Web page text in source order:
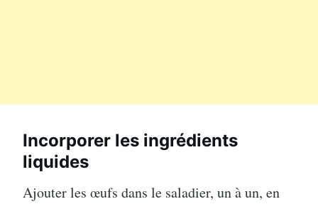
Incorporer les ingrédients
liquides
Ajouter les œufs dans le saladier, un à un, en